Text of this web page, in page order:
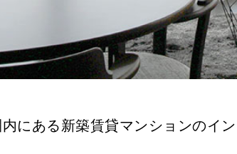
にある新築賃貸マンションのイ